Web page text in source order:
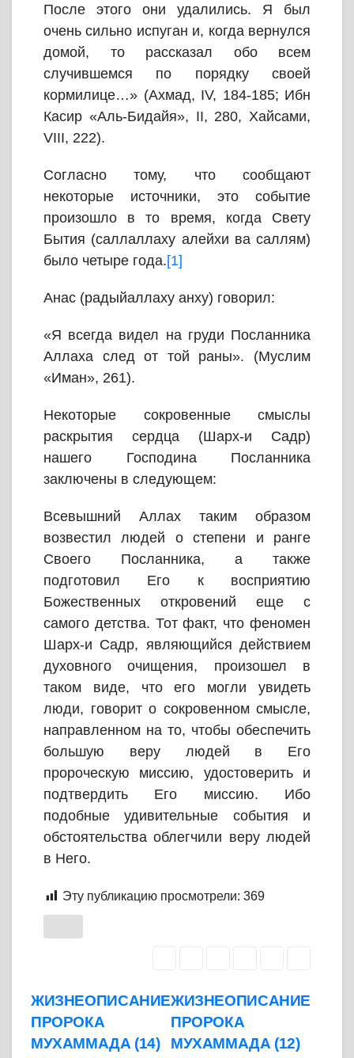
После этого они удалились. Я был
очень сильно испуган и, когда вернулся
домой, то рассказал обо всем
случившемся по порядку своей
кормилице…» (Ахмад, IV, 184-185; Ибн
Касир «Аль-Бидайя», II, 280, Хайсами,
VIII, 222).
Согласно тому, что сообщают
некоторые источники, это событие
произошло в то время, когда Свету
Бытия (саллаллаху алейхи ва саллям)
было четыре года.[1]
Анас (радыйаллаху анху) говорил:
«Я всегда видел на груди Посланника
Аллаха след от той раны». (Муслим
«Иман», 261).
Некоторые сокровенные смыслы
раскрытия сердца (Шарх-и Садр)
нашего Господина Посланника
заключены в следующем:
Всевышний Аллах таким образом
возвестил людей о степени и ранге
Своего Посланника, а также
подготовил Его к восприятию
Божественных откровений еще с
самого детства. Тот факт, что феномен
Шарх-и Садр, являющийся действием
духовного очищения, произошел в
таком виде, что его могли увидеть
люди, говорит о сокровенном смысле,
направленном на то, чтобы обеспечить
большую веру людей в Его
пророческую миссию, удостоверить и
подтвердить Его миссию. Ибо
подобные удивительные события и
обстоятельства облегчили веру людей
в Него.
Эту публикацию просмотрели: 369
Навигация
по
ЖИЗНЕОПИСАНИЕ
ПРОРОКА
МУХАММАДА (12)
ЖИЗНЕОПИСАНИЕ
ПРОРОКА
МУХАММАДА (14)